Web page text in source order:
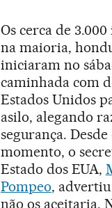
Os cerca de
na maioria,
iniciaram no
caminhada com
Estados Unidos
asilo, alegando
segurança.
momento, o
Estado dos EUA,
Pompeo,
não os aceitaria.